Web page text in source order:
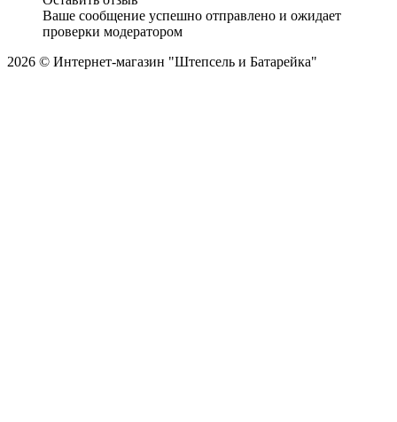
Ваше сообщение успешно отправлено и ожидает
проверки модератором
2026 © Интернет-магазин "Штепсель и Батарейка"